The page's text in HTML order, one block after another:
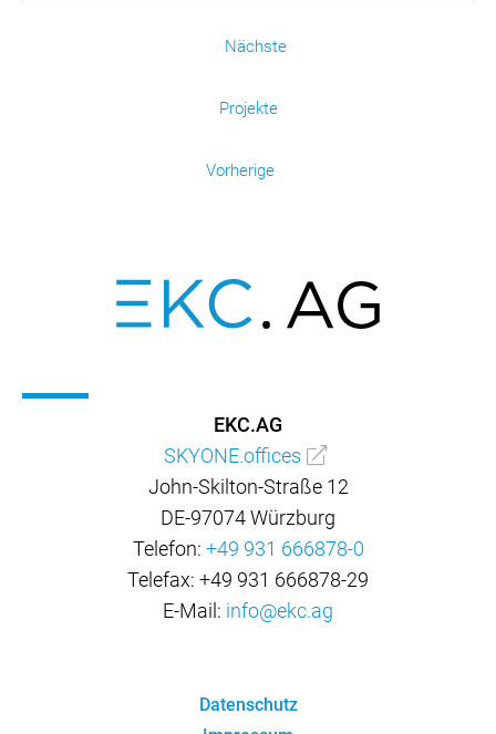
Nächste
Projekte
Vorherige
EKC.AG
SKYONE.offices
John-Skilton-Straße 12
DE-97074 Würzburg
Telefon: +49 931 666878-0
Telefax: +49 931 666878-29
E-Mail: info@ekc.ag
Datenschutz